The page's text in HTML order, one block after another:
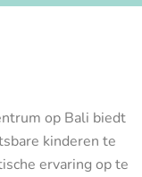
op Bali biedt
kinderen te
ervaring op te